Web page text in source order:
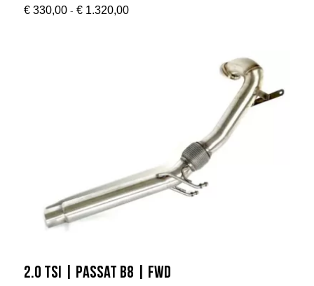
€330,00 - €1.320,00Prijsklasse:
2.0 TSI | Passat B8 | FWD